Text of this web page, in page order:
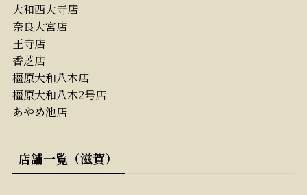
大和西大寺店
奈良大宮店
王寺店
香芝店
橿原大和八木店
橿原大和八木2号店
あやめ池店
店舗一覧（滋賀）